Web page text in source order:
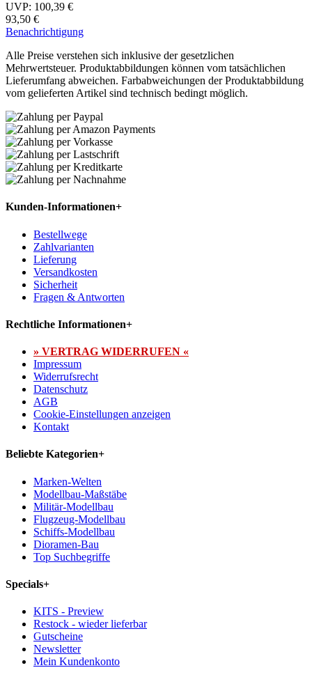
UVP: 100,39 €
93,50 €
Benachrichtigung
Alle Preise verstehen sich inklusive der gesetzlichen
Mehrwertsteuer. Produktabbildungen können vom tatsächlichen
Lieferumfang abweichen. Farbabweichungen der Produktabbildung
vom gelieferten Artikel sind technisch bedingt möglich.
Kunden-Informationen+
Bestellwege
Zahlvarianten
Lieferung
Versandkosten
Sicherheit
Fragen & Antworten
Rechtliche Informationen+
» VERTRAG WIDERRUFEN «
Impressum
Widerrufsrecht
Datenschutz
AGB
Cookie-Einstellungen anzeigen
Kontakt
Beliebte Kategorien+
Marken-Welten
Modellbau-Maßstäbe
Militär-Modellbau
Flugzeug-Modellbau
Schiffs-Modellbau
Dioramen-Bau
Top Suchbegriffe
Specials+
KITS - Preview
Restock - wieder lieferbar
Gutscheine
Newsletter
Mein Kundenkonto